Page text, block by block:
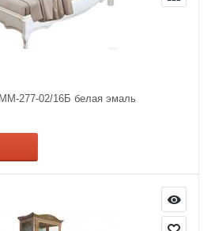
277-02/16Б белая эмаль